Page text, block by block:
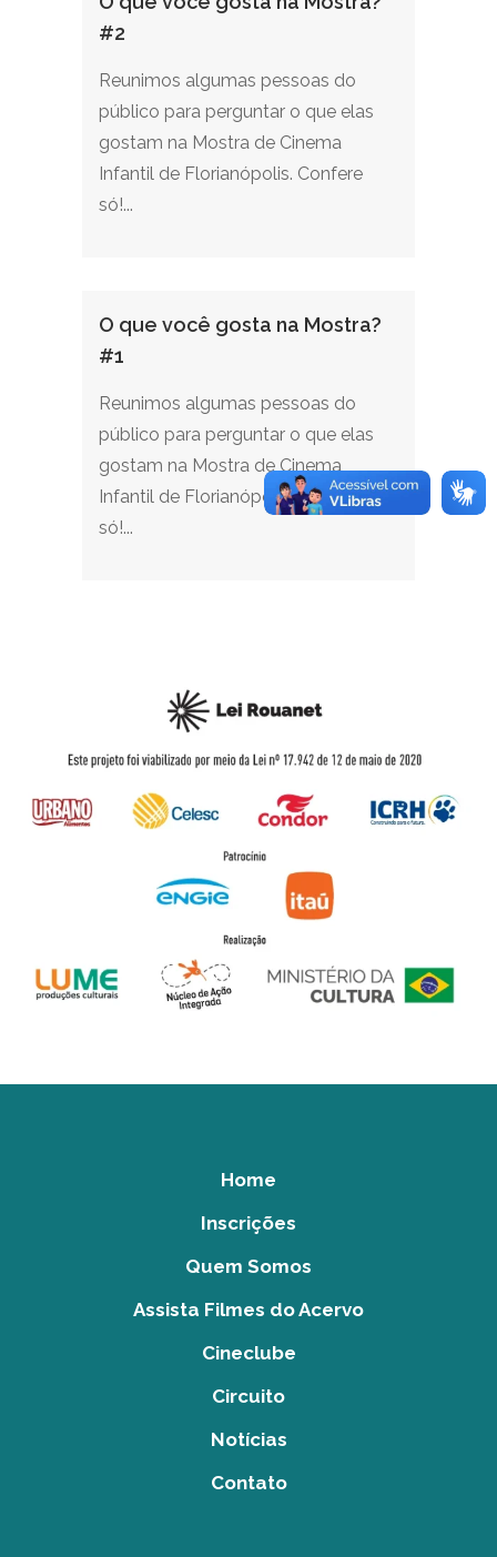
#2
Reunimos algumas pessoas do
público para perguntar o que elas
gostam na Mostra de Cinema
Infantil de Florianópolis. Confere
só!...
O que você gosta na Mostra?
#1
Reunimos algumas pessoas do
público para perguntar o que elas
gostam na Mostra de Cinema
Infantil de Florianópolis. Confere
só!...
Home
Inscrições
Quem Somos
Assista Filmes do Acervo
Cineclube
Circuito
Notícias
Contato